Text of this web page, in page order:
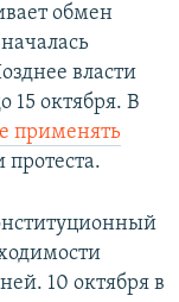
обмен
власти
15 октября. В
применять
протеста.
10 октября в